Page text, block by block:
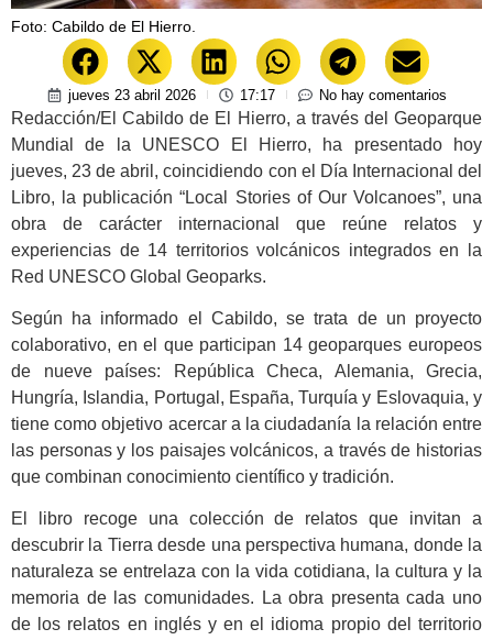
Foto: Cabildo de El Hierro.
jueves 23 abril 2026 17:17 No hay comentarios
Redacción/El Cabildo de El Hierro, a través del Geoparque
Mundial de la UNESCO El Hierro, ha presentado hoy
jueves, 23 de abril, coincidiendo con el Día Internacional del
Libro, la publicación “Local Stories of Our Volcanoes”, una
obra de carácter internacional que reúne relatos y
experiencias de 14 territorios volcánicos integrados en la
Red UNESCO Global Geoparks.
Según ha informado el Cabildo, se trata de un proyecto
colaborativo, en el que participan 14 geoparques europeos
de nueve países: República Checa, Alemania, Grecia,
Hungría, Islandia, Portugal, España, Turquía y Eslovaquia, y
tiene como objetivo acercar a la ciudadanía la relación entre
las personas y los paisajes volcánicos, a través de historias
que combinan conocimiento científico y tradición.
El libro recoge una colección de relatos que invitan a
descubrir la Tierra desde una perspectiva humana, donde la
naturaleza se entrelaza con la vida cotidiana, la cultura y la
memoria de las comunidades. La obra presenta cada uno
de los relatos en inglés y en el idioma propio del territorio